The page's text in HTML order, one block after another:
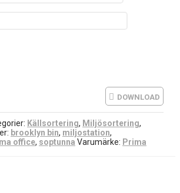
DOWNLOAD
Källsortering, Miljösortering,
brooklyn bin, miljostation,
office, soptunna Varumärke: Prima